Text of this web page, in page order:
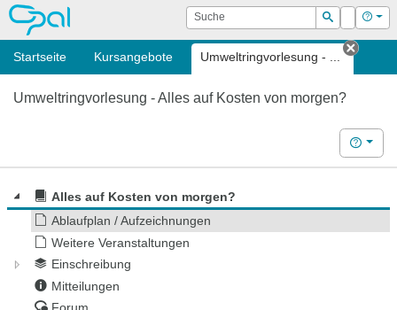
OPAL Suche
Suchen
Login Hilfe
Startseite Kursangebote Umweltringvorlesung - ...
Tab
Umweltringvorlesung - Alles auf Kosten von morgen?
Hilfe
Alles auf Kosten von morgen?
Ablaufplan / Aufzeichnungen
Weitere Veranstaltungen
Einschreibung
Mitteilungen